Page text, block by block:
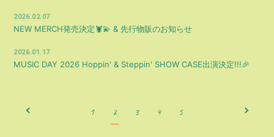
2026.02.07
NEW MERCH発売決定🦞💫 & 先行物販のお知らせ
2026.01.17
MUSIC DAY 2026 Hoppin' & Steppin' SHOW CASE出演決定!!!🎉
1 2 3 4 5